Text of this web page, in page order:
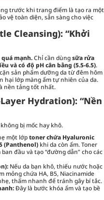
trước khi trang điểm là tạo ra một
vệ toàn diện, sẵn sàng cho việc
Cleansing): “Khởi
mạnh.Chỉ cần dùngsữa rửa
và có độ pH cân bằng (5.5-6.5).
sản phẩm dưỡng da từ đêm hôm
hại lớp màng ẩm tự nhiên của da.
nền tảng tốt nhất.
Hydration): “Nền
bị mốc hay khô.
một lớptoner chứa Hyaluronic
(Panthenol) khi da còn ẩm. Toner
đầu và tạo “đường dẫn” cho các
Nếu da bạn khô, thiếu nước hoặc
mỏng chứa HA, B5, Niacinamide
thấm nhanh để tránh gây bí tắc.
Đây là bước khóa ẩm và tạo bề